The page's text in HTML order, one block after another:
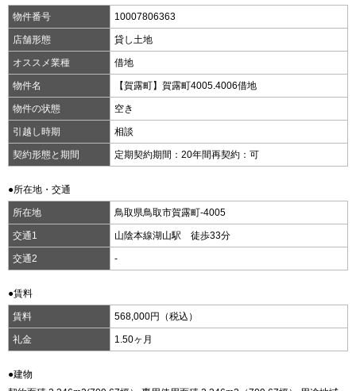
物件番号 10007806363
店舗形態 貸し土地
オススメ業種 借地
物件名 【賀露町】賀露町4005.4006借地
物件の状態 空き
引越し時期 相談
契約形態と期間 定期契約期間：20年間再契約：可
●所在地・交通
所在地 鳥取県鳥取市賀露町-4005
交通1 山陰本線湖山駅 徒歩33分
交通2 -
●賃料
賃料 568,000円（税込）
礼金 1.50ヶ月
●建物